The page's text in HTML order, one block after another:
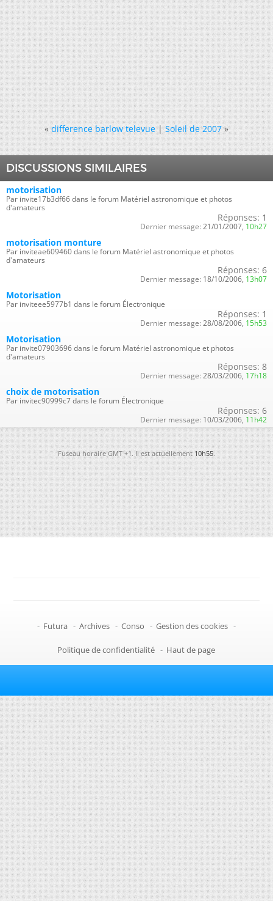
« difference barlow televue|Soleil de 2007 »
DISCUSSIONS SIMILAIRES
motorisation
Par invite17b3df66 dans le forum Matériel astronomique et photos
d'amateurs
Réponses: 1
Dernier message: 21/01/2007, 10h27
motorisation monture
Par inviteae609460 dans le forum Matériel astronomique et photos
d'amateurs
Réponses: 6
Dernier message: 18/10/2006, 13h07
Motorisation
Par inviteee5977b1 dans le forum Électronique
Réponses: 1
Dernier message: 28/08/2006, 15h53
Motorisation
Par invite07903696 dans le forum Matériel astronomique et photos
d'amateurs
Réponses: 8
Dernier message: 28/03/2006, 17h18
choix de motorisation
Par invitec90999c7 dans le forum Électronique
Réponses: 6
Dernier message: 10/03/2006, 11h42
Fuseau horaire GMT +1. Il est actuellement10h55.
- Futura - Archives - Conso - Gestion des cookies -
Politique de confidentialité - Haut de page